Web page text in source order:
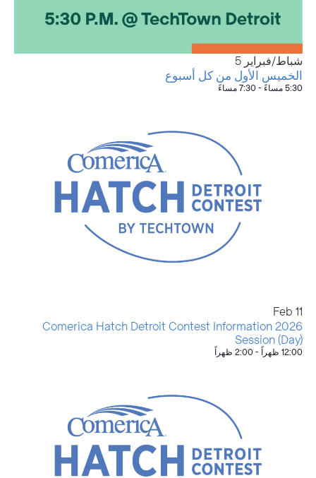
شباط/فبراير5
الخميس الأول من كل أسبوع
5:30 مساءً -7:30 مساءً
Feb
2026 Comerica Hatch Detroit Contest Information
Session (Day)
12:00 ظهراً -2:00 ظهراً